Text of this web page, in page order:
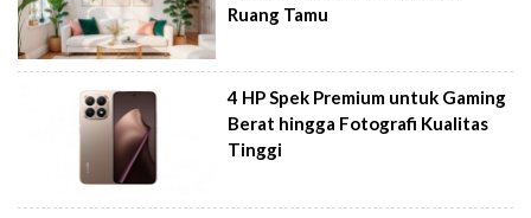
Ruang Tamu
4 HP Spek Premium untuk Gaming
Berat hingga Fotografi Kualitas
Tinggi